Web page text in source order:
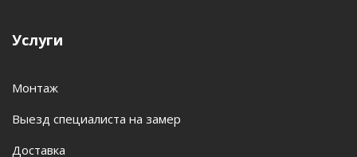
Услуги
Монтаж
Выезд специалиста на замер
Доставка